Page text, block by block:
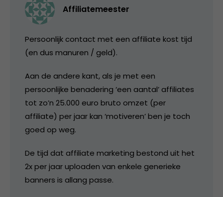
Affiliatemeester
Persoonlijk contact met een affiliate kost tijd
(en dus manuren / geld).
Aan de andere kant, als je met een
persoonlijke benadering ‘een aantal’ affiliates
tot zo’n 25.000 euro bruto omzet (per
affiliate) per jaar kan ‘motiveren’ ben je toch
goed op weg.
De tijd dat affiliate marketing bestond uit het
2x per jaar uploaden van enkele generieke
banners is allang passe.